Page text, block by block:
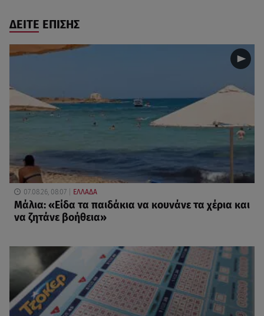
ΔΕΙΤΕ ΕΠΙΣΗΣ
07.08.26, 08:07 ΕΛΛΑΔΑ
Μάλια: «Είδα τα παιδάκια να κουνάνε τα χέρια και
να ζητάνε βοήθεια»